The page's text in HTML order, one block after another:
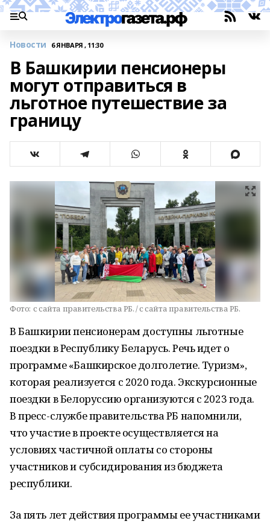
Новости 6 ЯНВАРЯ , 11:30
В Башкирии пенсионеры
могут отправиться в
льготное путешествие за
границу
Фото: с сайта правительства РБ. / с сайта правительства РБ.
В Башкирии пенсионерам доступны льготные
поездки в Республику Беларусь. Речь идет о
программе «Башкирское долголетие. Туризм»,
которая реализуется с 2020 года. Экскурсионные
поездки в Белоруссию организуются с 2023 года.
В пресс-службе правительства РБ напомнили,
что участие в проекте осуществляется на
условиях частичной оплаты со стороны
участников и субсидирования из бюджета
республики.
За пять лет действия программы ее участниками